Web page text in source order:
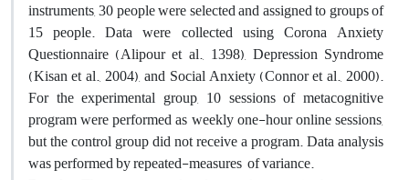
instruments, 30 people were selected and assigned to groups of
15 people. Data were collected using Corona Anxiety
Questionnaire (Alipour et al., 1398), Depression Syndrome
(Kisan et al., 2004), and Social Anxiety (Connor et al., 2000).
For the experimental group, 10 sessions of metacognitive
program were performed as weekly one-hour online sessions,
but the control group did not receive a program. Data analysis
was performed by repeated-measures of variance.